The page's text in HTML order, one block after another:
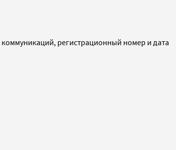
регистрационный номер и дата